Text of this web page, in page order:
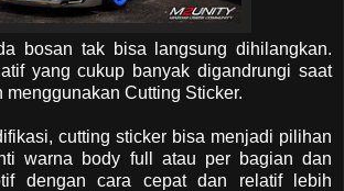
bosan tak bisa langsung dihilangkan.
yang cukup banyak digandrungi saat
menggunakan Cutting Sticker.
cutting sticker bisa menjadi pilihan
warna body full atau per bagian dan
dengan cara cepat dan relatif lebih